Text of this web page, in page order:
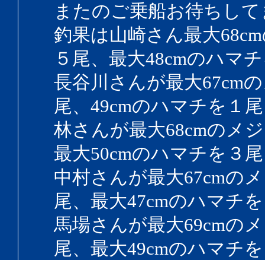
またのご乗船お待ちし
釣果は山崎さん最大
５尾、最大48cmのハマ
長谷川さんが最大67cm
尾、49cmのハマチを１
林さんが最大68cmのメ
最大50cmのハマチを３
中村さんが最大67cmの
尾、最大47cmのハマチ
馬場さんが最大69cmの
尾、最大49cmのハマチ